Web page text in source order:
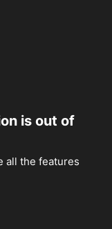
is out of
all the features